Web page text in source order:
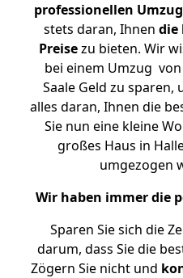
professionellen
stets daran, Ihnen die
Preisezu bieten. Wir
bei einem Umzug von
Saale Geld zu
alles daran, Ihnen die
Sie nun eine kleine
großes Haus in
umgezogen
Wir haben immer die
Sparen Sie sich die
darum, dass Sie die
Zögern Sie nicht und